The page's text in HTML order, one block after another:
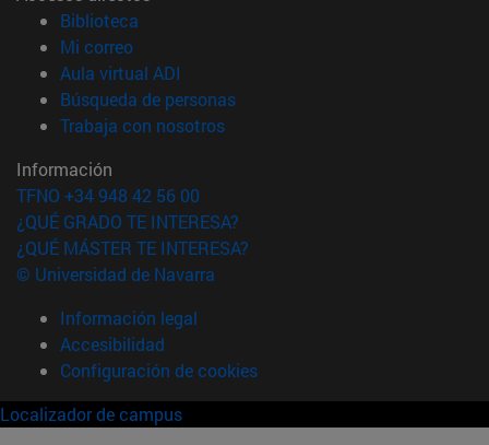
Biblioteca
Mi correo(abre en nueva ventana)
Aula virtual ADI
Búsqueda de personas(abre en nueva ventana)
Trabaja con nosotros(abre en nueva ventana)
Información
TFNO +34 948 42 56 00
¿QUÉ GRADO TE INTERESA?
¿QUÉ MÁSTER TE INTERESA?
© Universidad de Navarra
Información legal
Accesibilidad
Configuración de cookies
Localizador de campus